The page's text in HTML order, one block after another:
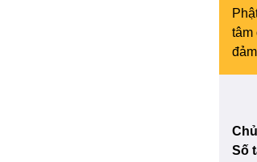
tâm
Số